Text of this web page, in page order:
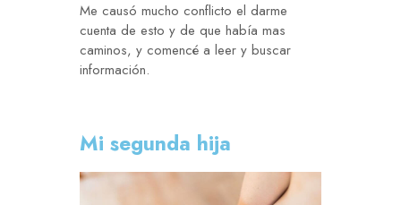
Me causó mucho conflicto el darme
cuenta de esto y de que había mas
caminos, y comencé a leer y buscar
información.
Mi segunda hija